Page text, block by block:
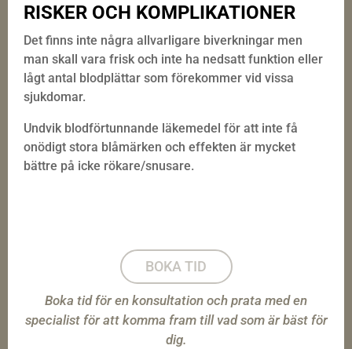
RISKER OCH KOMPLIKATIONER
Det finns inte några allvarligare biverkningar men
man skall vara frisk och inte ha nedsatt funktion eller
lågt antal blodplättar som förekommer vid vissa
sjukdomar.
Undvik blodförtunnande läkemedel för att inte få
onödigt stora blåmärken och effekten är mycket
bättre på icke rökare/snusare.
BOKA TID
Boka tid för en konsultation och prata med en
specialist för att komma fram till vad som är bäst för
dig.